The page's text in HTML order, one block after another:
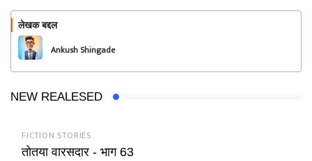
लेखक बद्दल
Ankush Shingade
NEW REALESED
FICTION STORIES
तोतया वारसदार - भाग 63